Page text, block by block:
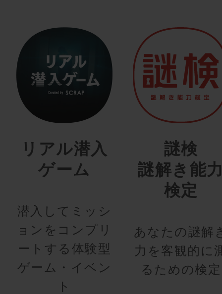
リアル潜入
ゲーム
潜入してミッシ
ョンをコンプリ
ートする体験型
ゲーム・イベン
ト
謎検
謎解き能
検定
あなたの謎解
力を客観的に
るための検定